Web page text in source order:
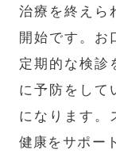
治療を終えら
開始です。お
定期的な検診
に予防をして
になります。
健康をサポー